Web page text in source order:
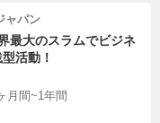
ャパン
最大のスラムでビジネ
活動！
月間~1年間